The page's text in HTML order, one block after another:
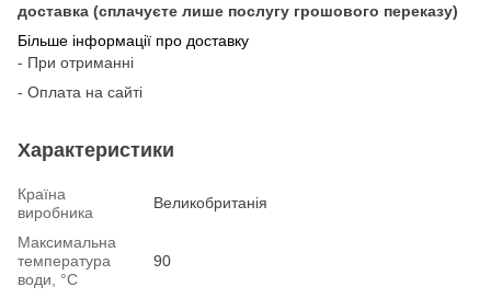
доставка (сплачуєте лише послугу грошового переказу)
Більше інформації про доставку
- При отриманні
- Оплата на сайті
Характеристики
Країна
виробника
Великобританія
Максимальна
температура
води, °С
90